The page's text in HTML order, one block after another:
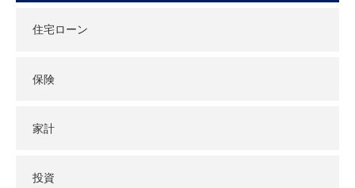
住宅ローン
保険
家計
投資